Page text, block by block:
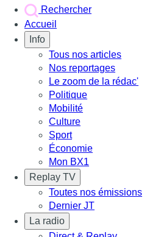
Rechercher
Accueil
Info
Tous nos articles
Nos reportages
Le zoom de la rédac'
Politique
Mobilité
Culture
Sport
Économie
Mon BX1
Replay TV
Toutes nos émissions
Dernier JT
La radio